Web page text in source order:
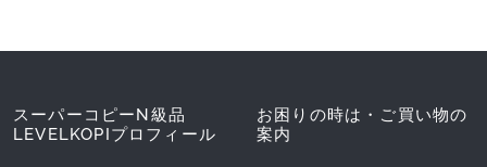
スーパーコピーN級品
LEVELKOPIプロフィール
お困りの時は・ご買い物の
案内